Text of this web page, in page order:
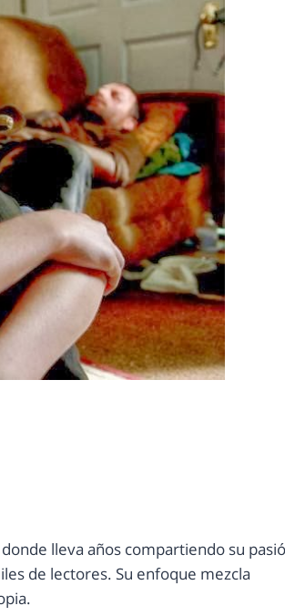
lleva años compartiendo su
de lectores. Su enfoque mezcla